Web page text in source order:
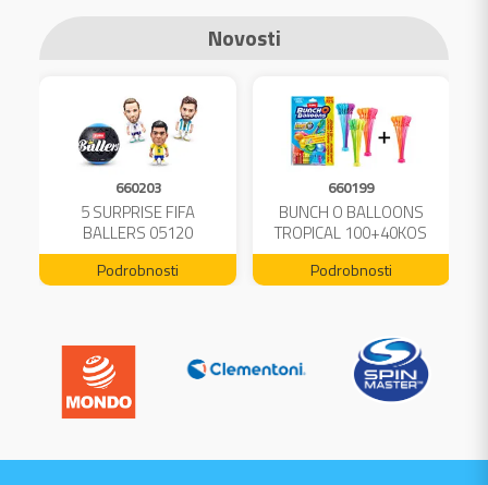
Novosti
660203
5 SURPRISE FIFA
BALLERS 05120
Podrobnosti
660199
BUNCH O BALLOONS
TROPICAL 100+40KOS
FREE 04199
Podrobnosti